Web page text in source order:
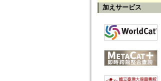
加えサービス